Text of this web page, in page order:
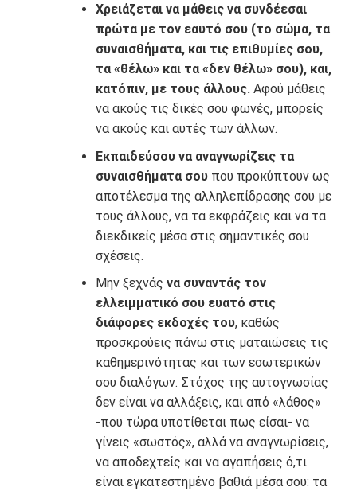
Χρειάζεται να μάθεις να συνδέεσαι
πρώτα με τον εαυτό σου (το σώμα, τα
συναισθήματα, και τις επιθυμίες σου,
τα «θέλω» και τα «δεν θέλω» σου), και,
κατόπιν, με τους άλλους.Αφού μάθεις
να ακούς τις δικές σου φωνές, μπορείς
να ακούς και αυτές των άλλων.
Εκπαιδεύσου να αναγνωρίζεις τα
συναισθήματα σουπου προκύπτουν ως
αποτέλεσμα της αλληλεπίδρασης σου με
τους άλλους, να τα εκφράζεις και να τα
διεκδικείς μέσα στις σημαντικές σου
σχέσεις.
Μην ξεχνάς να συναντάς τον
ελλειμματικό σου ευατό στις
διάφορες εκδοχές του, καθώς
προσκρούεις πάνω στις ματαιώσεις τις
καθημερινότητας και των εσωτερικών
σου διαλόγων. Στόχος της αυτογνωσίας
δεν είναι να αλλάξεις, και από «λάθος»
-που τώρα υποτίθεται πως είσαι- να
γίνεις «σωστός», αλλά να αναγνωρίσεις,
να αποδεχτείς και να αγαπήσεις ό,τι
είναι εγκατεστημένο βαθιά μέσα σου: τα